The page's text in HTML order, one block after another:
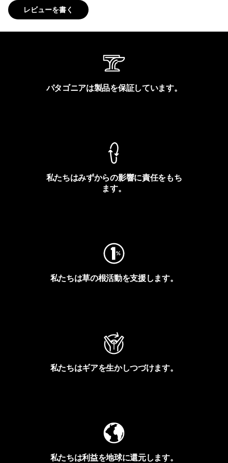
レビューを書く
パタゴニアは製品を保証しています。
私たちはみずからの影響に責任をもち
ます。
私たちは草の根活動を支援します。
私たちはギアを生かしつづけます。
私たちは利益を地球に還元します。